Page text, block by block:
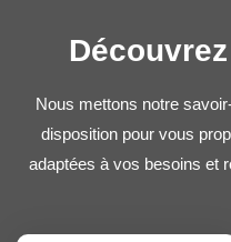
Nous mettons notre
disposition pour vous
adaptées à vos besoins et